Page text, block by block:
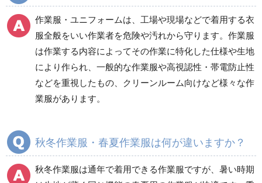
電気保守用品 ワイパー クリーンルーム対策用品
防災グッズ（防災セット） 救急医療品
健康管理器具 季節商品 ウイルス対策用品
商品カテゴリ一覧
秋冬長袖
食品産業用長袖
秋冬長袖
作業服・ユニフォームは、工場や現場などで着用する衣
服全般をいい作業者を危険や汚れから守ります。作業服
は作業する内容によってその作業に特化した仕様や生地
により作られ、一般的な作業服や高視認性・帯電防止性
などを重視したもの、クリーンルーム向けなど様々な作
業服があります。
秋冬作業服・春夏作業服は何が違いますか？
秋冬作業服は通年で着用できる作業服ですが、暑い時期